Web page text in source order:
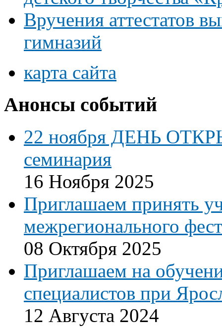
Вручения аттестатов
гимназий
карта сайта
Анонсы событий
22 ноября ДЕНЬ
семинария
16 Ноября 2025
Приглашаем принять
межрегионального
08 Октября 2025
Приглашаем на
специалистов при
12 Августа 2024